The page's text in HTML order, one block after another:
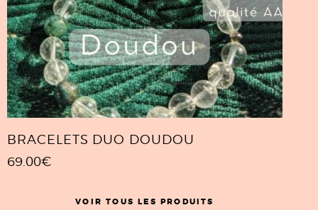
BRACELETS DUO DOUDOU
69.00€
VOIR TOUS LES PRODUITS